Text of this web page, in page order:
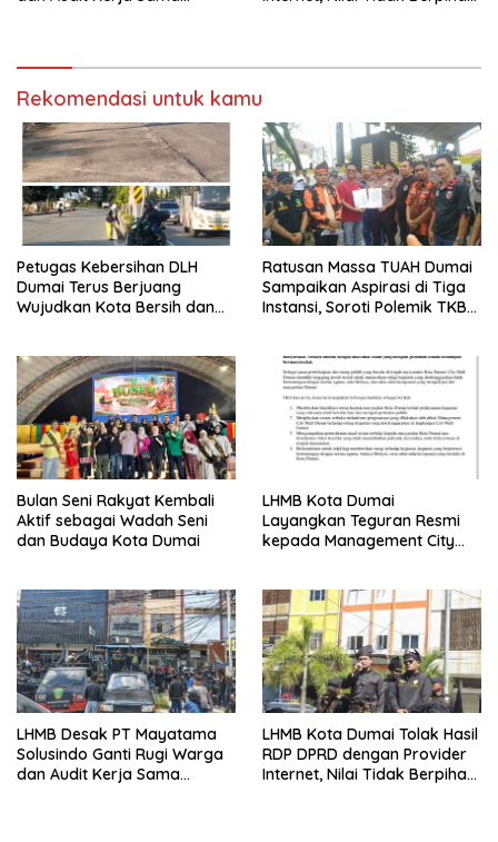
Rekomendasi untuk kamu
Petugas Kebersihan DLH
Dumai Terus Berjuang
Wujudkan Kota Bersih dan
Ratusan Massa TUAH Dumai
Sampaikan Aspirasi di Tiga
Instansi, Soroti Polemik TKBM
Bulan Seni Rakyat Kembali
Aktif sebagai Wadah Seni
dan Budaya Kota Dumai
LHMB Kota Dumai
Layangkan Teguran Resmi
kepada Management City
kepada Masyarakat
LHMB Desak PT Mayatama
Solusindo Ganti Rugi Warga
dan Audit Kerja Sama
LHMB Kota Dumai Tolak Hasil
RDP DPRD dengan Provider
Internet, Nilai Tidak Berpihak